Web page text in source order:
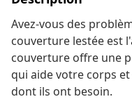
Avez-vous des
couverture lestée est
couverture offre une
qui aide votre corps
dont ils ont besoin.